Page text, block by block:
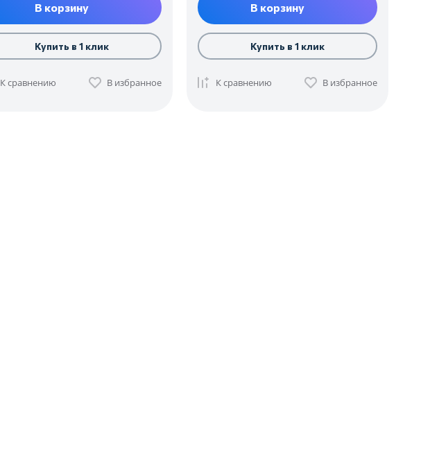
В корзину
Купить в 1 клик
К сравнению В избранное
В корзину
Купить в 1 клик
К сравнению В избранное